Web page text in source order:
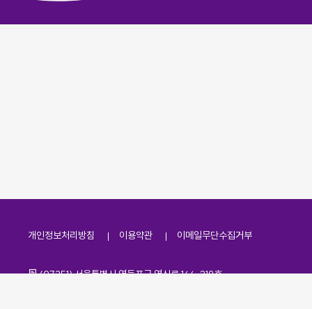
개인정보처리방침 이용약관 이메일무단수집거부
주소
(07251) 서울특별시 영등포구 영신로 166, 319호